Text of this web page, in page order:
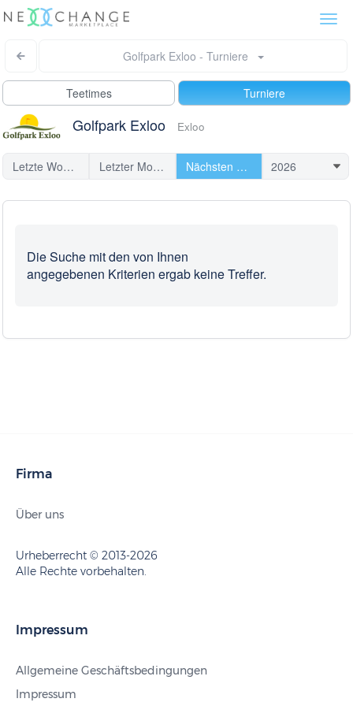
Golfpark Exloo - Turniere
Teetimes Turniere
Golfpark Exloo Exloo
Letzte Woche Letzter Monat Nächsten Turniere
Die Suche mit den von Ihnen
angegebenen Kriterien ergab keine Treffer.
Firma
Über uns
Urheberrecht © 2013-2026
Alle Rechte vorbehalten.
Impressum
Allgemeine Geschäftsbedingungen
Impressum